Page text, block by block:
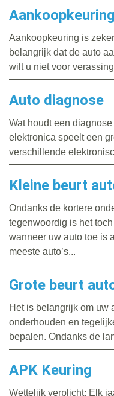
Aankoopkeuring is
belangrijk dat de auto
wilt u niet voor
Auto diagnose
Wat houdt een
elektronica speelt een
verschillende
Kleine beurt
Ondanks de kortere
tegenwoordig is het
wanneer uw auto toe is
meeste auto’s...
Grote beurt
Het is belangrijk om uw
onderhouden en
bepalen. Ondanks de
APK Keuring
Wettelijk verplicht: Elk